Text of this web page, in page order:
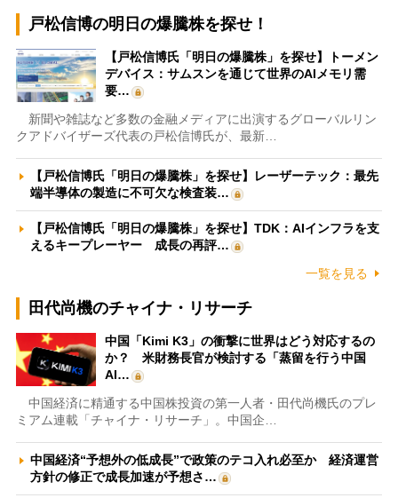
戸松信博の明日の爆騰株を探せ！
【戸松信博氏「明日の爆騰株」を探せ】トーメン
デバイス：サムスンを通じて世界のAIメモリ需
要…
新聞や雑誌など多数の金融メディアに出演するグローバルリン
クアドバイザーズ代表の戸松信博氏が、最新…
【戸松信博氏「明日の爆騰株」を探せ】レーザーテック：最先
端半導体の製造に不可欠な検査装…
【戸松信博氏「明日の爆騰株」を探せ】TDK：AIインフラを支
えるキープレーヤー 成長の再評…
一覧を見る
田代尚機のチャイナ・リサーチ
中国「Kimi K3」の衝撃に世界はどう対応するの
か？ 米財務長官が検討する「蒸留を行う中国
AI…
中国経済に精通する中国株投資の第一人者・田代尚機氏のプレ
ミアム連載「チャイナ・リサーチ」。中国企…
中国経済“予想外の低成長”で政策のテコ入れ必至か 経済運営
方針の修正で成長加速が予想さ…